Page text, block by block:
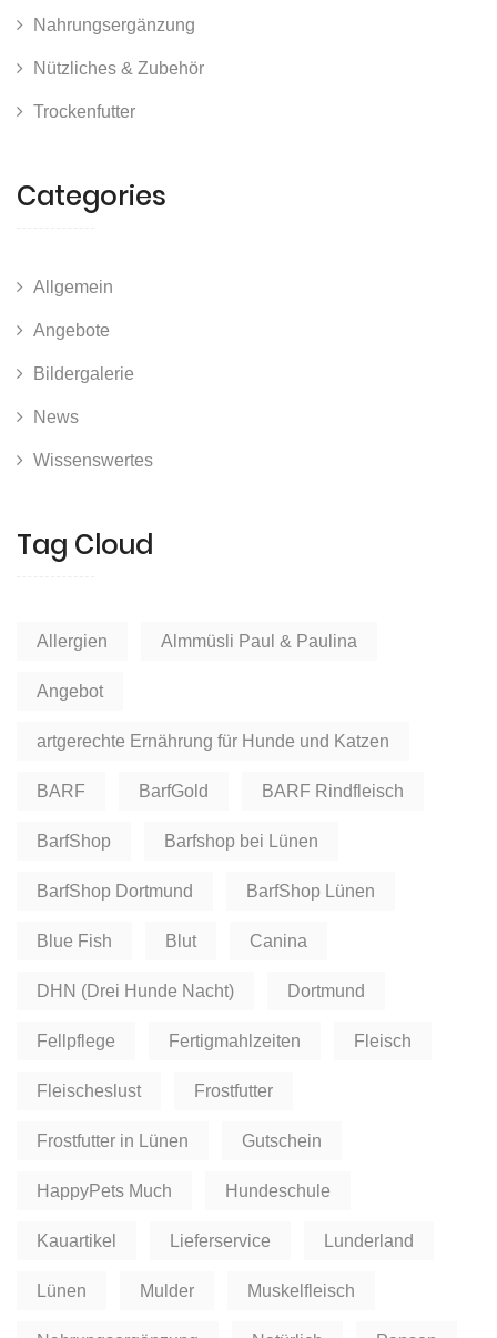
Nahrungsergänzung
Nützliches & Zubehör
Trockenfutter
Categories
Allgemein
Angebote
Bildergalerie
News
Wissenswertes
Tag Cloud
Allergien Almmüsli Paul & Paulina
Angebot
artgerechte Ernährung für Hunde und Katzen
BARF BarfGold BARF Rindfleisch
BarfShop Barfshop bei Lünen
BarfShop Dortmund BarfShop Lünen
Blue Fish Blut Canina
DHN (Drei Hunde Nacht) Dortmund
Fellpflege Fertigmahlzeiten Fleisch
Fleischeslust Frostfutter
Frostfutter in Lünen Gutschein
HappyPets Much Hundeschule
Kauartikel Lieferservice Lunderland
Lünen Mulder Muskelfleisch